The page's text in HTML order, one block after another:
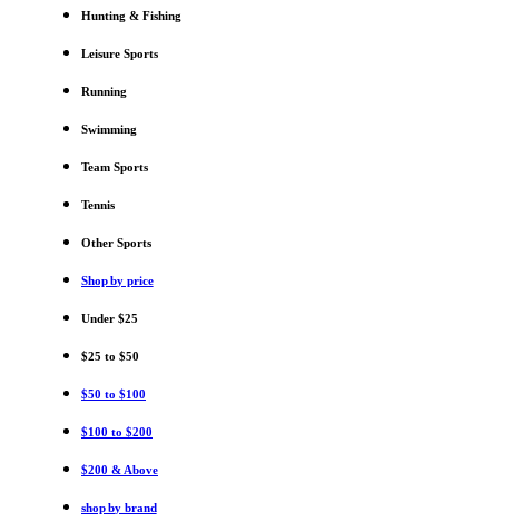
Hunting & Fishing
Leisure Sports
Running
Swimming
Team Sports
Tennis
Other Sports
Shop by price
Under $25
$25 to $50
$50 to $100
$100 to $200
$200 & Above
shop by brand